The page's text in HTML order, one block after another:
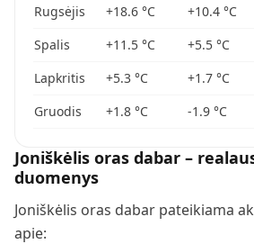
Rugsėjis
+18.6 °C +10.4 °C
Spalis
+11.5 °C +5.5 °C
Lapkritis
+5.3 °C +1.7 °C
Gruodis
+1.8 °C -1.9 °C
Joniškėlis oras dabar –
duomenys
Joniškėlis oras dabar pateikiama
apie: